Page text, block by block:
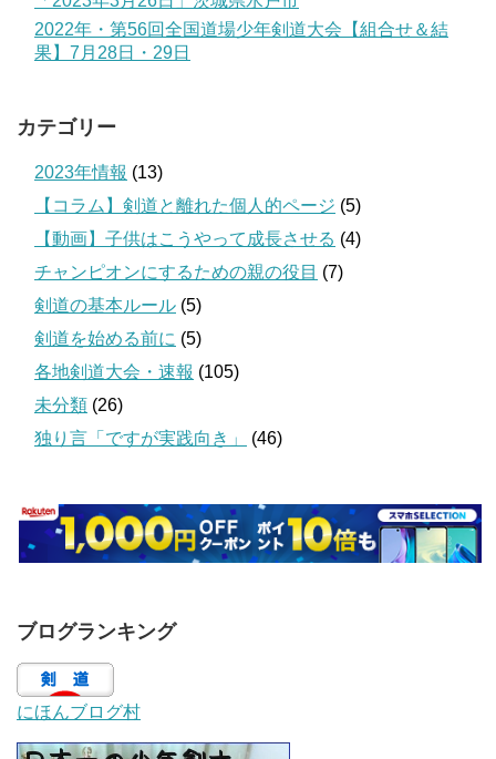
2022年・第56回全国道場少年剣道大会【組合せ＆結
果】7月28日・29日
カテゴリー
2023年情報 (13)
【コラム】剣道と離れた個人的ページ (5)
【動画】子供はこうやって成長させる (4)
チャンピオンにするための親の役目 (7)
剣道の基本ルール (5)
剣道を始める前に (5)
各地剣道大会・速報 (105)
未分類 (26)
独り言「ですが実践向き」
(46)
ブログランキング
にほんブログ村